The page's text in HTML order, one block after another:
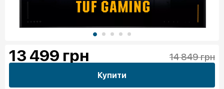
13 499 грн 14 849 грн
Купити